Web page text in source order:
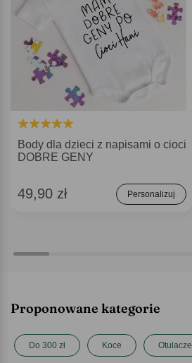
Body dla dzieci z napisami o cioci
DOBRE GENY
49,90 zł Personalizuj
Proponowane kategorie
Do 300 zł Koce Otulacze